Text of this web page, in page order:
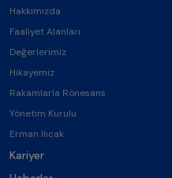
Hakkımızda
Faaliyet Alanları
Değerlerimiz
Hikayemiz
Rakamlarla Rönesans
Yönetim Kurulu
Erman Ilıcak
Kariyer